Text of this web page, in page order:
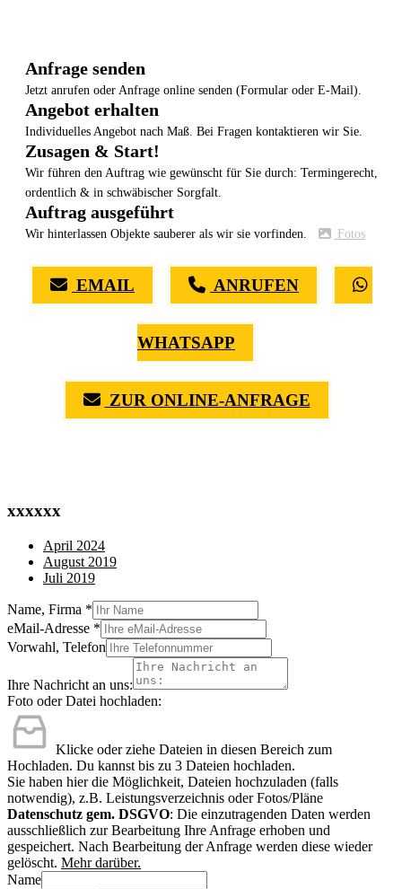
Anfrage senden
Jetzt anrufen oder Anfrage online senden (Formular oder E-Mail).
Angebot erhalten
Individuelles Angebot nach Maß. Bei Fragen kontaktieren wir Sie.
Zusagen & Start!
Wir führen den Auftrag wie gewünscht für Sie durch: Termingerecht,
ordentlich & in schwäbischer Sorgfalt.
Auftrag ausgeführt
Wir hinterlassen Objekte sauberer als wir sie vorfinden. Fotos
EMAIL ANRUFEN
WHATSAPP
ZUR ONLINE-ANFRAGE
xxxxxx
April 2024
August 2019
Juli 2019
Name, Firma *
eMail-Adresse *
Vorwahl, Telefon
Ihre Nachricht an uns:
Foto oder Datei hochladen:
Klicke oder ziehe Dateien in diesen Bereich zum
Hochladen. Du kannst bis zu 3 Dateien hochladen.
Sie haben hier die Möglichkeit, Dateien hochzuladen (falls
notwendig), z.B. Leistungsverzeichnis oder Fotos/Pläne
Datenschutz gem. DSGVO: Die einzutragenden Daten werden
ausschließlich zur Bearbeitung Ihre Anfrage erhoben und
gespeichert. Nach Bearbeitung der Anfrage werden diese wieder
gelöscht. Mehr darüber.
Name